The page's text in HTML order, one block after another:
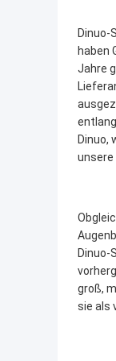
Dinuo-
haben
Jahre
Dinuo,
Dinuo-
groß,
sie als